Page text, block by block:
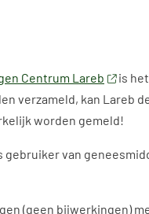
Centrum Lareb
is het
verzameld, kan Lareb
worden gemeld!
gebruiker van
(geen bijwerkingen)